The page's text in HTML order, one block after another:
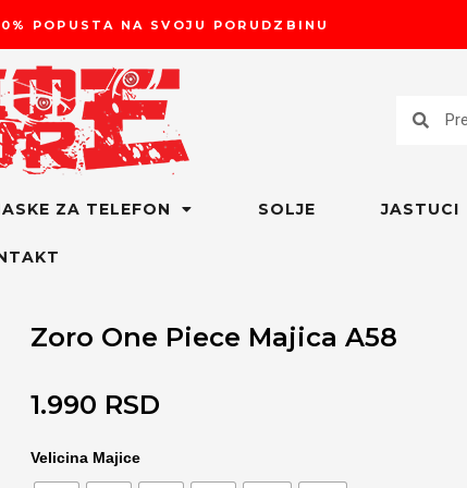
POPUSTA NA SVOJU PORUDZBINU
ZA TELEFON SOLJE JASTUCI
Zoro One Piece Majica A58
1.990 RSD
Velicina Majice
Zoro